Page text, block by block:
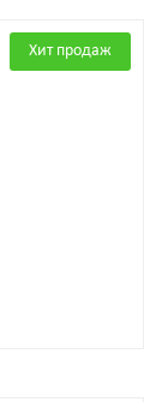
Хит продаж